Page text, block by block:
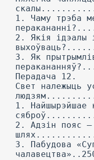
1. Чаму трэба
2. Якія ідэалы
3. Як
Перадача 12.
Свет належыць
1. Найшырэйшае
2. Адзін пояс —
3. Пабудова